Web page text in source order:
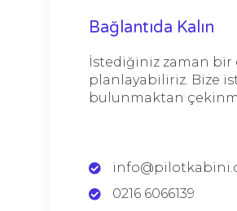
Bağlantıda Kalın
İstediğiniz zaman bir
planlayabiliriz. Bize
bulunmaktan
0216 6066139